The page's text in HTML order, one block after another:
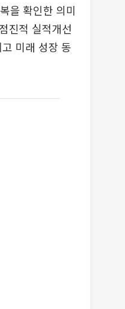
을 확인한 의미
진적 실적개선
미래 성장 동